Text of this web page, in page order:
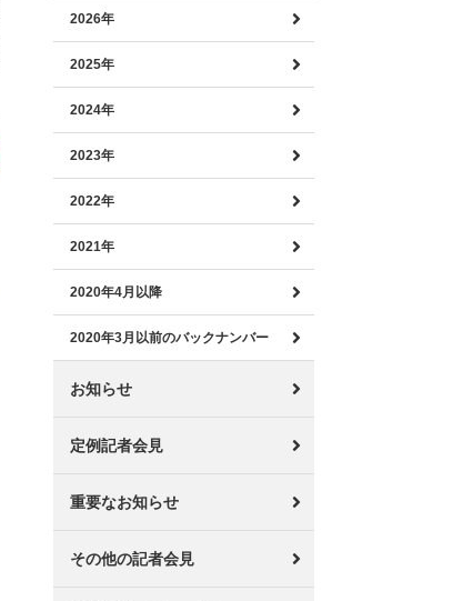
2026年
2025年
2024年
2023年
2022年
2021年
2020年4月以降
2020年3月以前のバックナンバー
お知らせ
定例記者会見
重要なお知らせ
その他の記者会見